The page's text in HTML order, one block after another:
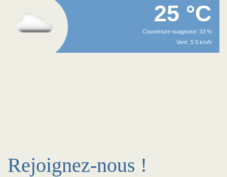
25 °C
Couverture nuageuse: 33 %
Vent: S 5 km/h
Rejoignez-nous !